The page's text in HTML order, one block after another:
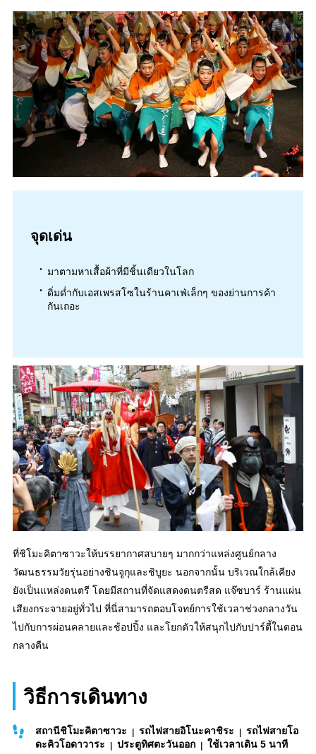
จุดเด่น
มาตามหาเสื้อผ้าที่มีชิ้นเดียวในโลก
ดิ่มด่ำกับเอสเพรสโซในร้านคาเฟ่เล็กๆ ของย่านการค้า
กันเถอะ
ที่ชิโมะคิตาซาวะให้บรรยากาศสบายๆ มากกว่าแหล่งศูนย์กลาง
วัฒนธรรมวัยรุ่นอย่างชินจูกุและชิบูยะ นอกจากนั้น บริเวณใกล้เคียง
ยังเป็นแหล่งดนตรี โดยมีสถานที่จัดแสดงดนตรีสด แจ๊ซบาร์ ร้านแผ่น
เสียงกระจายอยู่ทั่วไป ที่นี่สามารถตอบโจทย์การใช้เวลาช่วงกลางวัน
ไปกับการผ่อนคลายและช้อปปิ้ง และโยกตัวให้สนุกไปกับปาร์ตี้ในตอน
กลางคืน
วิธีการเดินทาง
สถานีชิโมะคิตาซาวะ รถไฟสายอิโนะคาชิระ
รถไฟสายโอ
ดะคิวโอดาวาระ
ประตูทิศตะวันออก ใช้เวลาเดิน 5 นาที